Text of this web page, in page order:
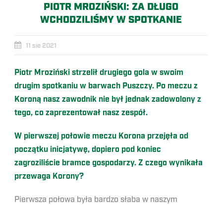
PIOTR MROZIŃSKI: ZA DŁUGO
WCHODZILIŚMY W SPOTKANIE
11 sie 2021
Piotr Mroziński strzelił drugiego gola w swoim
drugim spotkaniu w barwach Puszczy. Po meczu z
Koroną nasz zawodnik nie był jednak zadowolony z
tego, co zaprezentował nasz zespół.
W pierwszej połowie meczu Korona przejęła od
początku inicjatywę, dopiero pod koniec
zagroziliście bramce gospodarzy. Z czego wynikała
przewaga Korony?
Pierwsza połowa była bardzo słaba w naszym